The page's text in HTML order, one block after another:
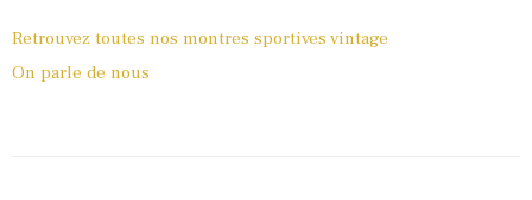
Retrouvez toutes nos montres sportives vintage
On parle de nous